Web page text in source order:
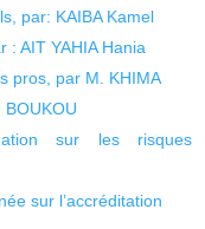
par: KAIBA Kamel
: AIT YAHIA Hania
pros, par M. KHIMA
sur les risques
sur l’accréditation